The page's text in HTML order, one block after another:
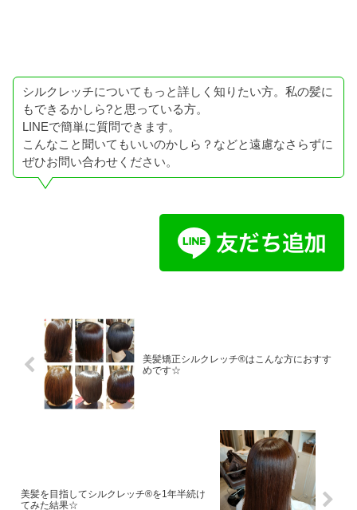
シルクレッチについてもっと詳しく知りたい方。私の髪に
もできるかしら?と思っている方。
LINEで簡単に質問できます。
こんなこと聞いてもいいのかしら？などと遠慮なさらずに
ぜひお問い合わせください。
美髪矯正シルクレッチ®はこんな方におすす
めです☆
美髪を目指してシルクレッチ®を1年半続け
てみた結果☆